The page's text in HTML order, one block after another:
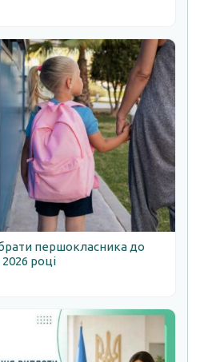
першокласника до
році